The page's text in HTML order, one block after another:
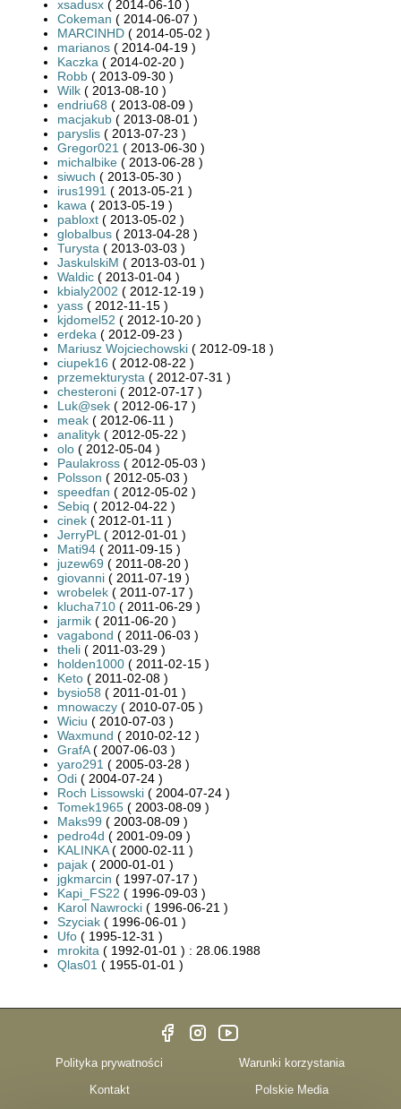
xsadusx ( 2014-06-10 )
Cokeman ( 2014-06-07 )
MARCINHD ( 2014-05-02 )
marianos ( 2014-04-19 )
Kaczka ( 2014-02-20 )
Robb ( 2013-09-30 )
Wilk ( 2013-08-10 )
endriu68 ( 2013-08-09 )
macjakub ( 2013-08-01 )
paryslis ( 2013-07-23 )
Gregor021 ( 2013-06-30 )
michalbike ( 2013-06-28 )
siwuch ( 2013-05-30 )
irus1991 ( 2013-05-21 )
kawa ( 2013-05-19 )
pabloxt ( 2013-05-02 )
globalbus ( 2013-04-28 )
Turysta ( 2013-03-03 )
JaskulskiM ( 2013-03-01 )
Waldic ( 2013-01-04 )
kbialy2002 ( 2012-12-19 )
yass ( 2012-11-15 )
kjdomel52 ( 2012-10-20 )
erdeka ( 2012-09-23 )
Mariusz Wojciechowski ( 2012-09-18 )
ciupek16 ( 2012-08-22 )
przemekturysta ( 2012-07-31 )
chesteroni ( 2012-07-17 )
Luk@sek ( 2012-06-17 )
meak ( 2012-06-11 )
analityk ( 2012-05-22 )
olo ( 2012-05-04 )
Paulakross ( 2012-05-03 )
Polsson ( 2012-05-03 )
speedfan ( 2012-05-02 )
Sebiq ( 2012-04-22 )
cinek ( 2012-01-11 )
JerryPL ( 2012-01-01 )
Mati94 ( 2011-09-15 )
juzew69 ( 2011-08-20 )
giovanni ( 2011-07-19 )
wrobelek ( 2011-07-17 )
klucha710 ( 2011-06-29 )
jarmik ( 2011-06-20 )
vagabond ( 2011-06-03 )
theli ( 2011-03-29 )
holden1000 ( 2011-02-15 )
Keto ( 2011-02-08 )
bysio58 ( 2011-01-01 )
mnowaczy ( 2010-07-05 )
Wiciu ( 2010-07-03 )
Waxmund ( 2010-02-12 )
GrafA( 2007-06-03 )
yaro291 ( 2005-03-28 )
Odi ( 2004-07-24 )
Roch Lissowski ( 2004-07-24 )
Tomek1965 ( 2003-08-09 )
Maks99 ( 2003-08-09 )
pedro4d ( 2001-09-09 )
KALINKA( 2000-02-11 )
pajak ( 2000-01-01 )
jgkmarcin ( 1997-07-17 )
Kapi_FS22 ( 1996-09-03 )
Karol Nawrocki ( 1996-06-21 )
Szyciak ( 1996-06-01 )
Ufo ( 1995-12-31 )
mrokita ( 1992-01-01 ) : 28.06.1988
Qlas01 ( 1955-01-01 )
Polityka prywatności
Warunki korzystania
Kontakt
Polskie Media